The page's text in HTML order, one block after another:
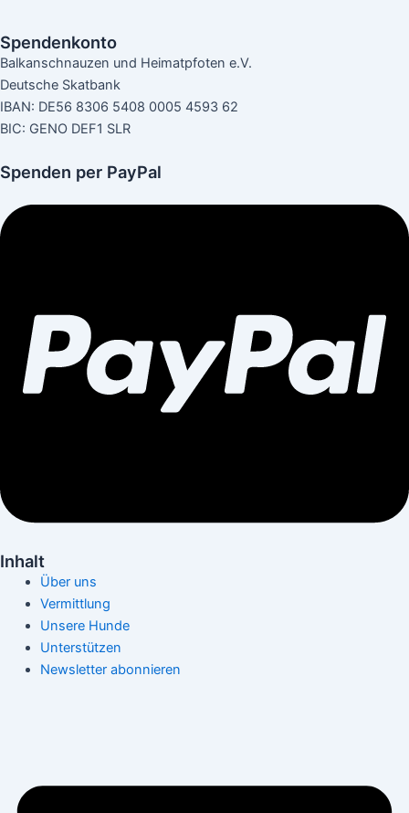
Spendenkonto
Balkanschnauzen und Heimatpfoten e.V.
Deutsche Skatbank
IBAN: DE56 8306 5408 0005 4593 62
BIC: GENO DEF1 SLR
Spenden per PayPal
Inhalt
Über uns
Vermittlung
Unsere Hunde
Unterstützen
Newsletter abonnieren